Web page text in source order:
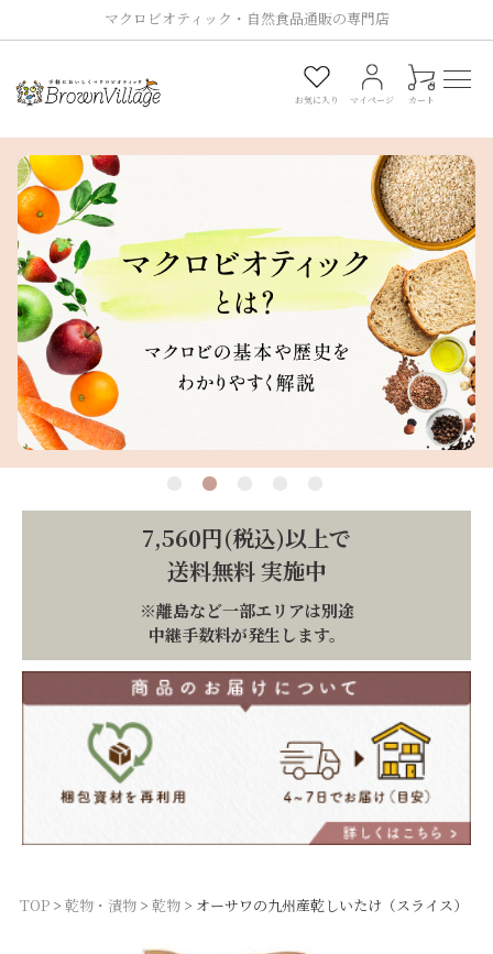
マクロビオティック・自然食品通販の専門店
お気に入り マイページ カート
0
7,560円(税込)以上で
送料無料 実施中
※離島など一部エリアは別途
中継手数料が発生します。
TOP 乾物・漬物 乾物 オーサワの九州産乾しいたけ（スライス）